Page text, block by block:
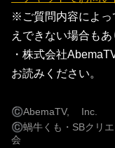
※ご質問内容によっ
えできない場合もあ
・株式会社
お読みください。
©AbemaTV, Inc.
©蝸牛くも・SBクリ
会